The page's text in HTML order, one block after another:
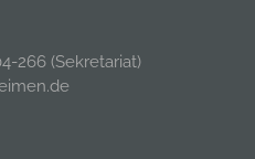
266 (Sekretariat)